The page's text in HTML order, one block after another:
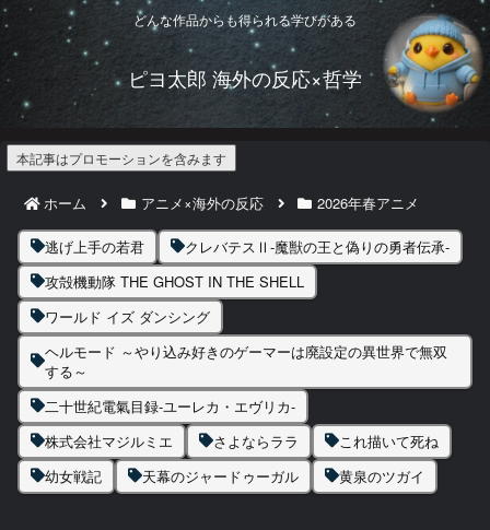
どんな作品からも得られる学びがある
ピヨ太郎 海外の反応×哲学
本記事はプロモーションを含みます
ホーム アニメ×海外の反応 2026年春アニメ
逃げ上手の若君
クレバテスⅡ-魔獣の王と偽りの勇者伝承-
攻殻機動隊 THE GHOST IN THE SHELL
ワールド イズ ダンシング
ヘルモード ～やり込み好きのゲーマーは廃設定の異世界で無双
する～
二十世紀電氣目録-ユーレカ・エヴリカ-
株式会社マジルミエ
さよならララ
これ描いて死ね
幼女戦記
天幕のジャードゥーガル 黄泉のツガイ